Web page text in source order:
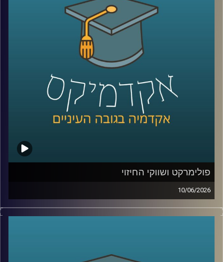
בפרק של היום נדבר על איך אנרגיה מעצבת את העולם
שאנחנו חיים בו, איך גילוי הגז שינה את המעמד של ישראל
במזרח התיכון, למה מצרים הפכה לשחקנית מרכזית בתחום,
ואיך שיתופי פעולה אנרגטיים יכולים להשפיע גם על יחסים
איתנו היום ד״ר עמית מור, מנכ"ל משותף באקו-אנרג'י יעוץ
כלכלי אסטרטגי ומרצה באוניברסיטת רייכמן. מומחה בינ"ל
לכלכלת אנרגיה וסביבה, חשמל גז טבעי ונפט, בעל ניסיון עשיר
בייעוץ לממשלות, חברות בינלאומיות ומוסדות פיננסיים, יועץ
לבנק העולמי בפרויקטים גלובליים בתחומי אנרגיה ותשתיות.
פולימרקט ושווקי החיזוי
10/06/2026
האם ישו יחזור בשנת 2026?
האם תהיה תקיפה באיראן לפני סוף החודש?
והאם האנושות תגלה חיים מחוץ לכדור הארץ?